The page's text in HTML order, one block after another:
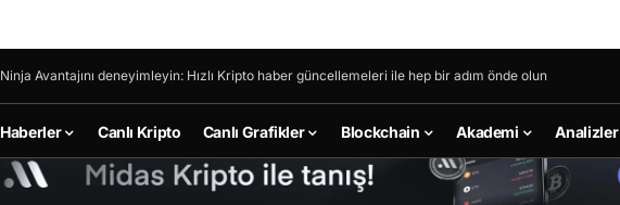
Ninja Avantajını deneyimleyin: Hızlı Kripto haber güncellemeleri ile hep bir adım önde olun
Haberler Canlı Kripto Canlı Grafikler Blockchain Akademi Analizler